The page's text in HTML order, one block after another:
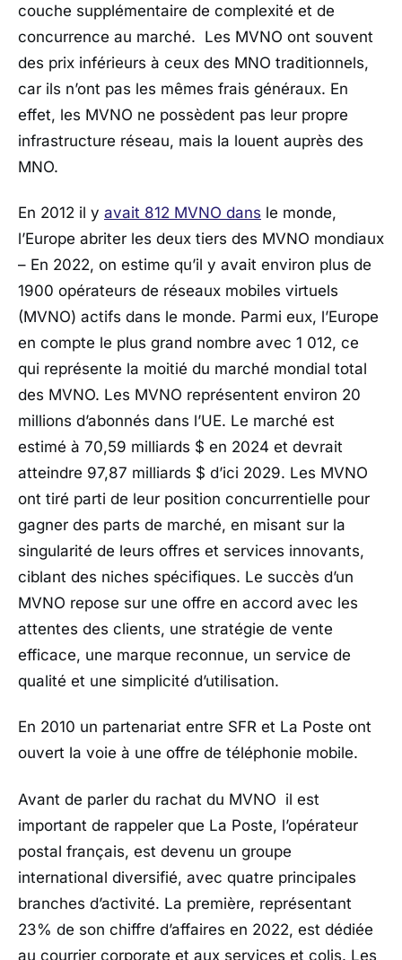
couche supplémentaire de complexité et de
concurrence au marché. Les MVNO ont souvent
des prix inférieurs à ceux des MNO traditionnels,
car ils n’ont pas les mêmes frais généraux. En
effet, les MVNO ne possèdent pas leur propre
infrastructure réseau, mais la louent auprès des
MNO.
En 2012 il y avait 812 MVNO dans le monde,
l’Europe abriter les deux tiers des MVNO mondiaux
– En 2022, on estime qu’il y avait environ plus de
1900 opérateurs de réseaux mobiles virtuels
(MVNO) actifs dans le monde. Parmi eux, l’Europe
en compte le plus grand nombre avec 1 012, ce
qui représente la moitié du marché mondial total
des MVNO. Les MVNO représentent environ 20
millions d’abonnés dans l’UE. Le marché est
estimé à 70,59 milliards $ en 2024 et devrait
atteindre 97,87 milliards $ d’ici 2029. Les MVNO
ont tiré parti de leur position concurrentielle pour
gagner des parts de marché, en misant sur la
singularité de leurs offres et services innovants,
ciblant des niches spécifiques. Le succès d’un
MVNO repose sur une offre en accord avec les
attentes des clients, une stratégie de vente
efficace, une marque reconnue, un service de
qualité et une simplicité d’utilisation.
En 2010 un partenariat entre SFR et La Poste ont
ouvert la voie à une offre de téléphonie mobile.
Avant de parler du rachat du MVNO il est
important de rappeler que La Poste, l’opérateur
postal français, est devenu un groupe
international diversifié, avec quatre principales
branches d’activité. La première, représentant
23% de son chiffre d’affaires en 2022, est dédiée
au courrier corporate et aux services et colis. Les